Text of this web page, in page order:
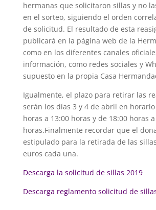
hermanas que solicitaron sillas y no
en el sorteo, siguiendo el orden
de solicitud. El resultado de esta
publicará en la página web de la
como en los diferentes canales
información, como redes sociales y
supuesto en la propia Casa
Igualmente, el plazo para retirar las
serán los días 3 y 4 de abril en
horas a 13:00 horas y de 18:00 horas
horas.Finalmente recordar que el
estipulado para la retirada de las
euros cada una.
Descarga la solicitud de sillas 2019
Descarga reglamento solicitud de